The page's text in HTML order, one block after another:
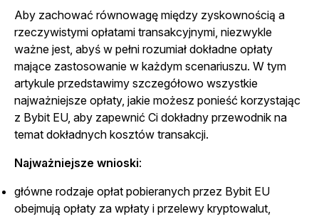
Aby zachować równowagę między zyskownością a
rzeczywistymi opłatami transakcyjnymi, niezwykle
ważne jest, abyś w pełni rozumiał dokładne opłaty
mające zastosowanie w każdym scenariuszu. W tym
artykule przedstawimy szczegółowo wszystkie
najważniejsze opłaty, jakie możesz ponieść korzystając
z Bybit EU, aby zapewnić Ci dokładny przewodnik na
temat dokładnych kosztów transakcji.
Najważniejsze wnioski:
główne rodzaje opłat pobieranych przez Bybit EU
obejmują opłaty za wpłaty i przelewy kryptowalut,